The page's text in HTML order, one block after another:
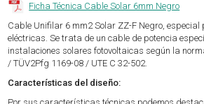
Ficha Técnica Cable Solar 6mm Negro
Cable Unifilar 6 mm2 Solar ZZ-F Negro,
eléctricas. Se trata de un cable de potencia
instalaciones solares fotovoltaicas según la
/ TÜV2Pfg 1169-08 / UTE C 32-502.
Características del diseño: